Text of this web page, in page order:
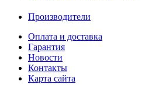
Производители
Оплата и доставка
Гарантия
Новости
Контакты
Карта сайта